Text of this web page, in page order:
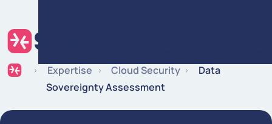
Expertise Cloud Security
Data
Sovereignty Assessment